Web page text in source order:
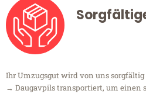
Ihr Umzugsgut wird von uns
→ Daugavpils transportiert, um einen